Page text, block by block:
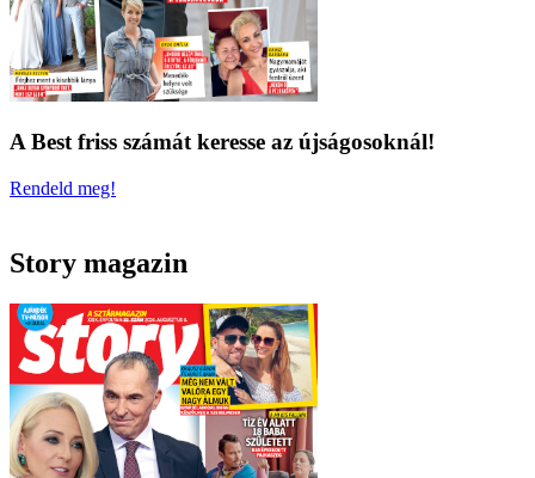
A Best friss számát keresse az újságosoknál!
Rendeld meg!
Story magazin